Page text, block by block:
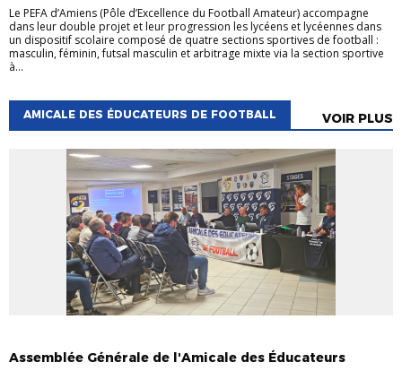
Le PEFA d’Amiens (Pôle d’Excellence du Football Amateur) accompagne
dans leur double projet et leur progression les lycéens et lycéennes dans
un dispositif scolaire composé de quatre sections sportives de football :
masculin, féminin, futsal masculin et arbitrage mixte via la section sportive
à...
AMICALE DES ÉDUCATEURS DE FOOTBALL VOIR PLUS
Assemblée Générale de l'Amicale des Éducateurs